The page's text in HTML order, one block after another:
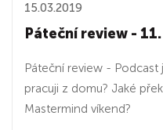
15.03.2019
Páteční review -
Páteční review -
pracuji z domu? Jaké
Mastermind víkend?